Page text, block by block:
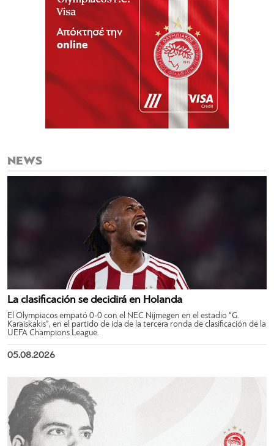
NEWS
La clasificación se decidirá en Holanda
El Olympiacos empató 0-0 con el NEC Nijmegen en el estadio “G.
Karaiskakis”, en el partido de ida de la tercera ronda de clasificación de la
UEFA Champions League.
05.08.2026